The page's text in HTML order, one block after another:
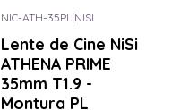
NIC-ATH-35PL |NISI
Lente de Cine NiSi
ATHENA PRIME
35mm T1.9 -
Montura PL